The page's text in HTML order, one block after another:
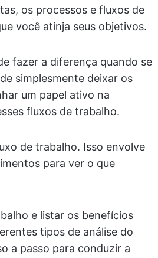
os processos e fluxos de
você atinja seus objetivos.
fazer a diferença quando se
simplesmente deixar os
um papel ativo na
fluxos de trabalho.
de trabalho. Isso envolve
para ver o que
e listar os benefícios
tipos de análise do
a passo para conduzir a